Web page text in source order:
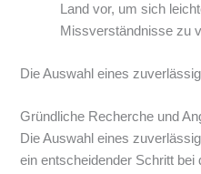
Land vor, um sich
Missverständnisse zu
Die Auswahl eines
Gründliche Recherche und
Die Auswahl eines
ein entscheidender Schritt bei